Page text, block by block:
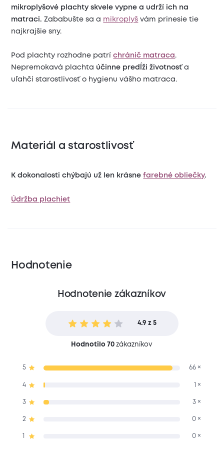
mikroplyšové plachty skvele vypne a udrží ich na
matraci. Zababušte sa a mikroplyš vám prinesie tie
najkrajšie sny.
Pod plachty rozhodne patríchránič matraca .
Nepremokavá plachta účinne predĺži životnosťa
uľahčí starostlivosť o hygienu vášho matraca.
Materiál a starostlivosť
K dokonalosti chýbajú už len krásnefarebné obliečky.
Údržba plachiet
Hodnotenie
Hodnotenie zákazníkov
4.9 z 5
Hodnotilo 70 zákazníkov
5 66 ×
4 1 ×
3 3 ×
2 0 ×
0 ×